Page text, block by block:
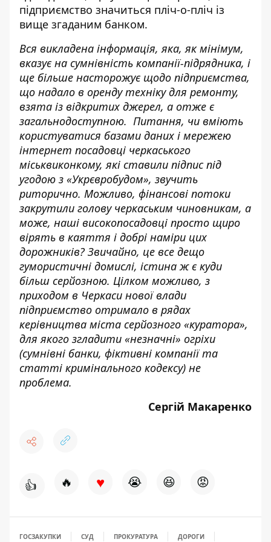
підприємство значиться пліч-о-пліч із
вище згаданим банком.
Вся викладена інформація, яка, як мінімум,
вказує на сумнівність компанії-підрядника, і
ще більше насторожує щодо підприємства,
що надало в оренду техніку для ремонту,
взята із відкритих джерел, а отже є
загальнодоступною. Питання, чи вміють
користуватися базами даних і мережею
інтернет посадовці черкаського
міськвиконкому, які ставили підпис під
угодою з «Укрєвробудом», звучить
риторично. Можливо, фінансові потоки
закрутили голову черкаським чиновникам, а
може, наші високопосадовці просто щиро
вірять в каяття і добрі наміри цих
дорожників? Звичайно, це все дещо
гумористичні домислі, істина ж є куди
більш серйозною. Цілком можливо, з
приходом в Черкаси нової влади
підприємство отримало в рядах
керівництва міста серйозного «куратора»,
для якого згладити «незначні» огріхи
(сумнівні банки, фіктивні компанії та
статті кримінального кодексу) не
проблема.
Сергій Макаренко
👍 🔥 ♥ 😭 😆 😡
ГОСЗАКУПКИ СУД ПРОКУРАТУРА
ДОРОГИ